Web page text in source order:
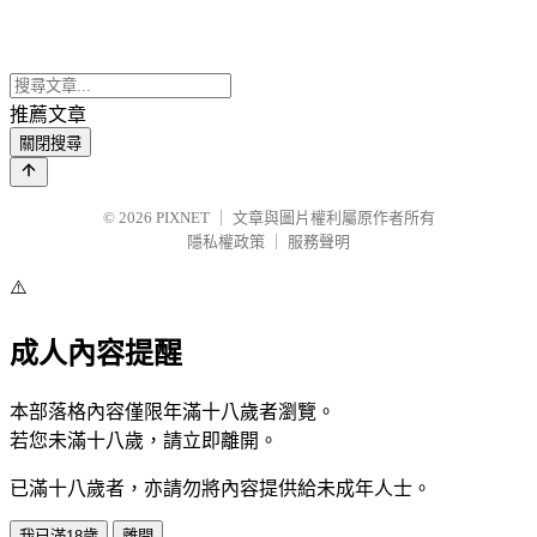
推薦文章
關閉搜尋
© 2026 PIXNET
文章與圖片權利屬原作者所有
隱私權政策
服務聲明
⚠️
成人內容提醒
本部落格內容僅限年滿十八歲者瀏覽。
若您未滿十八歲，請立即離開。
已滿十八歲者，亦請勿將內容提供給未成年人士。